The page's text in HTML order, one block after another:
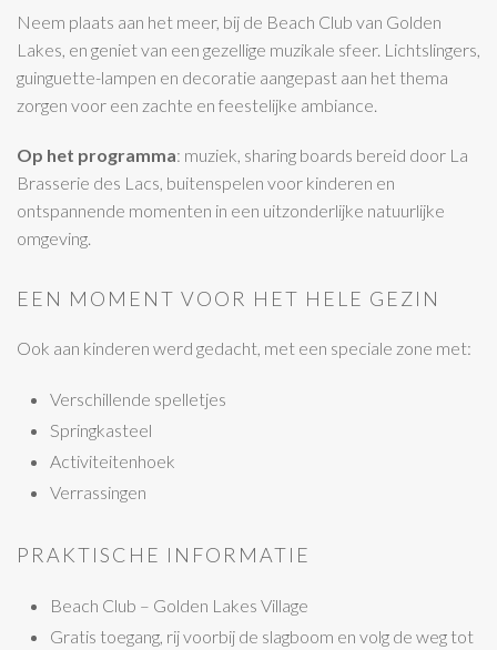
Neem plaats aan het meer, bij de Beach Club van Golden
Lakes, en geniet van een gezellige muzikale sfeer. Lichtslingers,
guinguette-lampen en decoratie aangepast aan het thema
zorgen voor een zachte en feestelijke ambiance.
Op het programma: muziek, sharing boards bereid door La
Brasserie des Lacs, buitenspelen voor kinderen en
ontspannende momenten in een uitzonderlijke natuurlijke
omgeving.
EEN MOMENT VOOR HET HELE GEZIN
Ook aan kinderen werd gedacht, met een speciale zone met:
Verschillende spelletjes
Springkasteel
Activiteitenhoek
Verrassingen
PRAKTISCHE INFORMATIE
Beach Club – Golden Lakes Village
Gratis toegang, rij voorbij de slagboom en volg de weg tot